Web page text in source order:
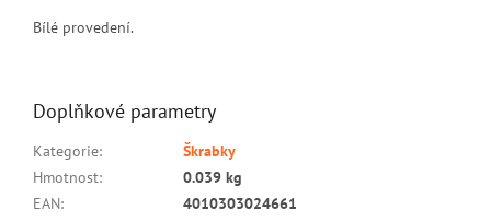
Bílé provedení.
Doplňkové parametry
Kategorie:
Škrabky
Hmotnost:
0.039 kg
EAN:
4010303024661